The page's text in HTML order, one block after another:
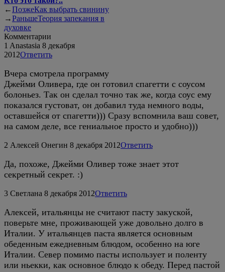
←ПозжеКак выбрать свинину
→РаньшеТеория запекания в
духовке
Комментарии
1 Anastasia 8 декабря
2012Ответить
Вчера смотрела программу
Джейми Оливера, где он готовил спагетти с соусом
болоньез. Так он сделал точно так же, когда соус ему
показался густоват, он добавил туда немного воды,
оставшейся от спагетти))) Сразу вспомнила ваш совет,
на самом деле, все гениальное просто и удобно)))
2 Алексей Онегин 8 декабря 2012Ответить
Да, похоже, Джейми Оливер тоже знает этот
секретный секрет. :)
3 Светлана 8 декабря 2012Ответить
Алексей, итальянцы не считают пасту закуской,
поверьте мне, проживающей уже довольно долго в
Италии. У итальянцев паста является основным
обеденным ежедневным блюдом, особенно на юге
Италии. Север помимо пасты использует и поленту
или ньекки, как основное блюдо к обеду. Перед пастой